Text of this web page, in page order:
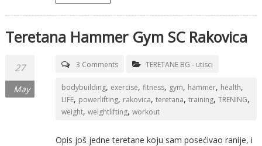
Teretana Hammer Gym SC Rakovica
27
May
3 Comments TERETANE BG - utisci
bodybuilding, exercise, fitness, gym, hammer, health,
LIFE, powerlifting, rakovica, teretana, training, TRENING,
weight, weightlifting, workout
Opis još jedne teretane koju sam posećivao ranije, i